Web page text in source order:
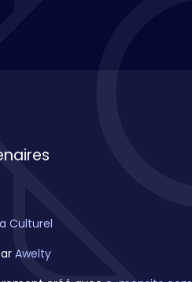
Culturel
Awelty